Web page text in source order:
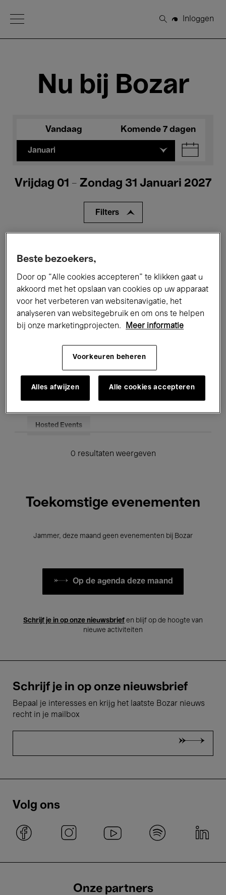
Open Menu
Zoeken
Inloggen
Nu bij Bozar
Vandaag Komende 7 dagen
Januari
Vrijdag 01 - Zondag 31 Januari 2027
Filters
Performances Lezingen & Debatten
Jazz Klassieke Muziek Global Music
Onderwijs Rondleidingen
Hosted Events
0 resultaten weergeven
Toekomstige evenementen
Jammer, deze maand geen evenementen bij Bozar
Op de agenda deze maand
Schrijf je in op onze nieuwsbrief en blijf op de hoogte van
nieuwe activiteiten
Schrijf je in op onze nieuwsbrief
Bepaal je interesses en krijg het laatste Bozar nieuws
recht in je mailbox
Volg ons
Onze partners
Beste bezoekers,
Door op “Alle cookies accepteren” te klikken gaat u
akkoord met het opslaan van cookies op uw apparaat
voor het verbeteren van websitenavigatie, het
analyseren van websitegebruik en om ons te helpen
bij onze marketingprojecten.
Meer informatie
Voorkeuren beheren
Alles afwijzen Alle cookies accepteren